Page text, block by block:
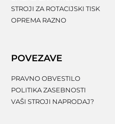
STROJI ZA ROTACIJSKI TISK
OPREMA RAZNO
POVEZAVE
PRAVNO OBVESTILO
POLITIKA ZASEBNOSTI
VAŠI STROJI NAPRODAJ?